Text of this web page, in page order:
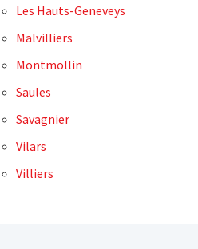
Les Hauts-Geneveys
Malvilliers
Montmollin
Saules
Savagnier
Vilars
Villiers